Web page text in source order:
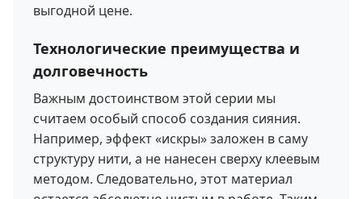
выгодной цене.
Технологические преимущества и
долговечность
Важным достоинством этой серии мы
считаем особый способ создания сияния.
Например, эффект «искры» заложен в саму
структуру нити, а не нанесен сверху клеевым
методом. Следовательно, этот материал